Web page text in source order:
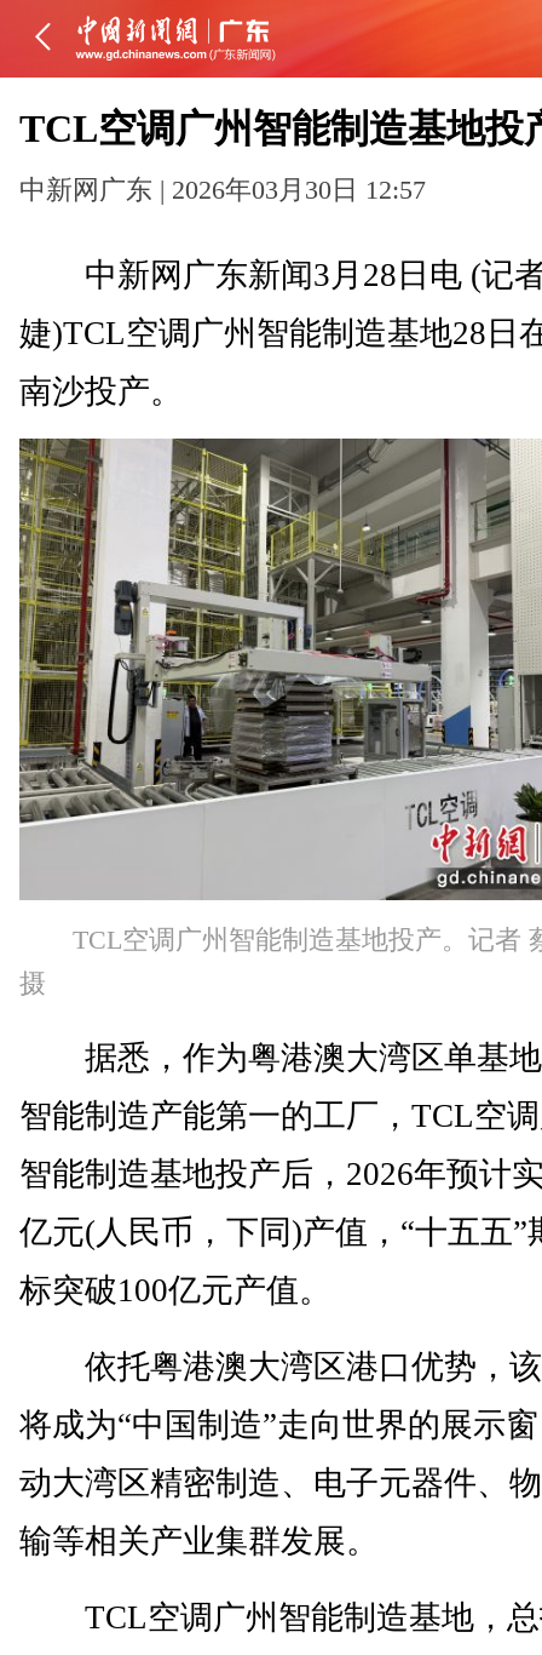
TCL空调广州智能制造基地投
中新网广东 | 2026年03月30日 12:57
中新网广东新闻3月28日电 (记
婕)TCL空调广州智能制造基地28日
南沙投产。
TCL空调广州智能制造基地投产。记者
摄
据悉，作为粤港澳大湾区单基
智能制造产能第一的工厂，TCL空
智能制造基地投产后，2026年预计
亿元(人民币，下同)产值，“十五五”
标突破100亿元产值。
依托粤港澳大湾区港口优势，
将成为“中国制造”走向世界的展示
动大湾区精密制造、电子元器件、
输等相关产业集群发展。
TCL空调广州智能制造基地，总